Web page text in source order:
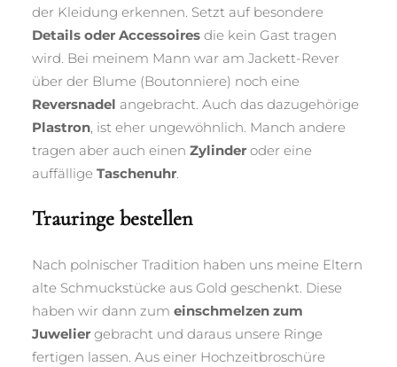
der Kleidung erkennen. Setzt auf besondere
Details oder Accessoires die kein Gast tragen
wird. Bei meinem Mann war am Jackett-Rever
über der Blume (Boutonniere) noch eine
Reversnadel angebracht. Auch das dazugehörige
Plastron, ist eher ungewöhnlich. Manch andere
tragen aber auch einenZylinder oder eine
auffälligeTaschenuhr.
Trauringe bestellen
Nach polnischer Tradition haben uns meine Eltern
alte Schmuckstücke aus Gold geschenkt. Diese
haben wir dann zumeinschmelzen zum
Juwelier gebracht und daraus unsere Ringe
fertigen lassen. Aus einer Hochzeitbroschüre